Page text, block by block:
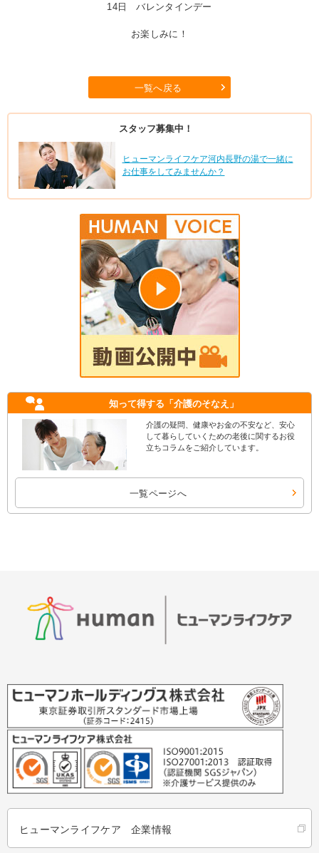
14日 バレンタインデー
お楽しみに！
一覧へ戻る
スタッフ募集中！
ヒューマンライフケア河内長野の湯で一緒に
お仕事をしてみませんか？
知って得する 「介護のそなえ」
介護の疑問、健康やお金の不安など、安心
して暮らしていくための老後に関するお役
立ちコラムをご紹介しています。
一覧ページへ
ヒューマンライフケア 企業情報